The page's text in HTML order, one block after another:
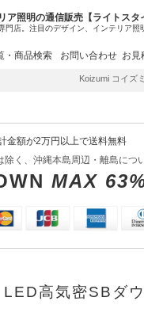
ア照明の通信販売【ライトスタ
店。注目のデザイン、インテリア照
・商品検索 お問い合わせ お見
Koizumi コイズミ照
金額が2万円以上で送料無料
除く、沖縄本島周辺・離島につ
MAX
高気密SBダ